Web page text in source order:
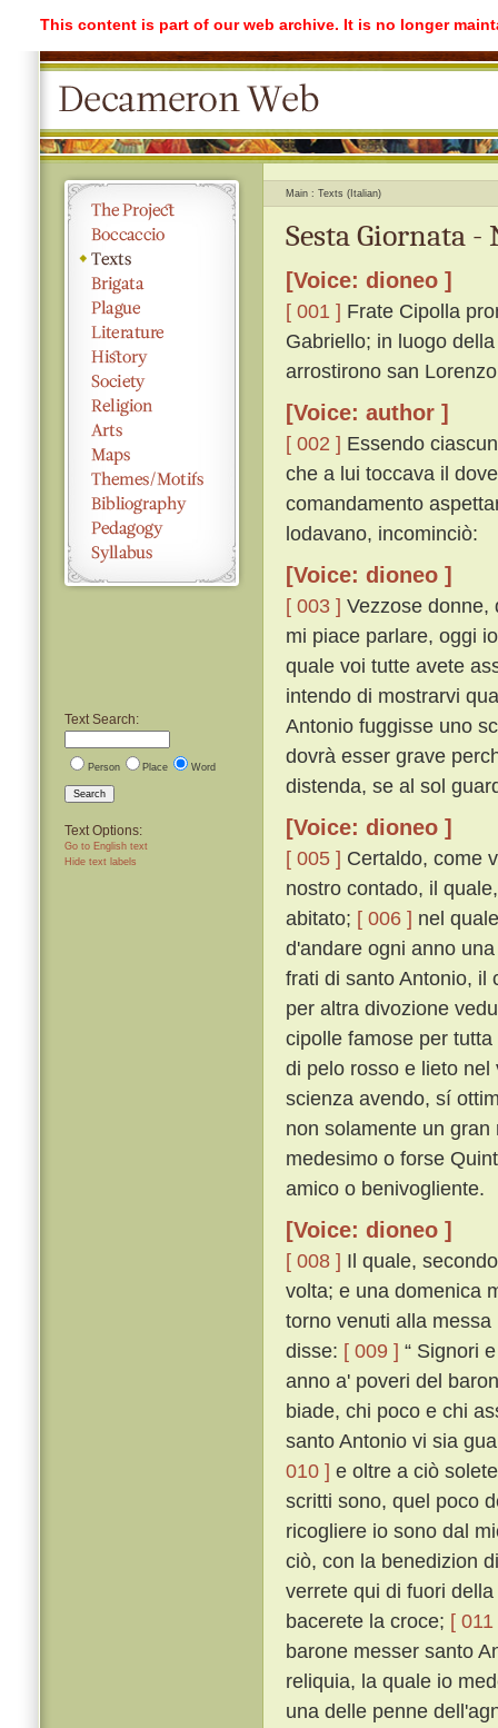
This content is part of our web archive. It is no longer
Text Search:
Person Place Word
Search
Text Options:
Go to English text
Hide text labels
Main Texts (Italian)
Sesta Giornata -
[Voice: dioneo ]
[ 001 ] Frate Cipolla
Gabriello; in luogo
arrostirono san
[Voice: author ]
[ 002 ] Essendo
che a lui toccava il
comandamento
lodavano, incominciò:
[Voice: dioneo ]
[ 003 ] Vezzose donne,
mi piace parlare, oggi
quale voi tutte avete
intendo di mostrarvi
Antonio fuggisse uno
dovrà esser grave
distenda, se al sol
[Voice: dioneo ]
[ 005 ] Certaldo, come
nostro contado, il
abitato; [ 006 ] nel
d'andare ogni anno
frati di santo Antonio, il
per altra divozione
cipolle famose per
di pelo rosso e lieto
scienza avendo, sí
non solamente un
medesimo o forse
amico o benivogliente.
[Voice: dioneo ]
[ 008 ] Il quale,
volta; e una domenica
torno venuti alla
disse: [ 009 ] “ Signori
anno a' poveri del
biade, chi poco e chi
santo Antonio vi sia
010 ] e oltre a ciò
scritti sono, quel poco
ricogliere io sono dal
ciò, con la benedizion
verrete qui di fuori
bacerete la croce; [ 011
barone messer santo
reliquia, la quale io
una delle penne